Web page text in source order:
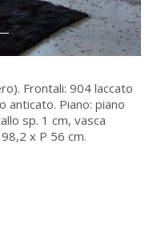
Frontali: 904 laccato
anticato. Piano: piano
sp. 1 cm, vasca
x P 56 cm.